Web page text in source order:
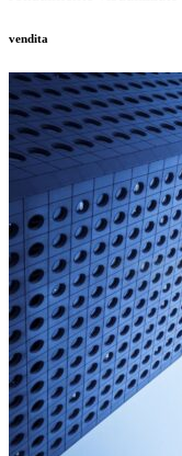
vendita